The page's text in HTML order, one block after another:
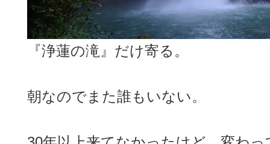
『浄蓮の滝』だけ寄る。
朝なのでまた誰もいない。